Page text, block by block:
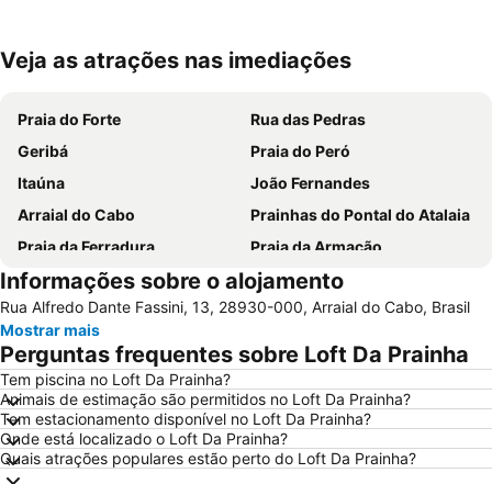
Ampliar mapa
Veja as atrações nas imediações
Praia do Forte
Rua das Pedras
Geribá
Praia do Peró
Itaúna
João Fernandes
Arraial do Cabo
Prainhas do Pontal do Atalaia
Praia da Ferradura
Praia da Armação
dos Ossos
Rio das Ostras
das Dunas
Praia Azeda e Azedinha
Praia do Farol
Praia das Conchas
Tartaruga
Orla Bardot
Foguete
Praia José Gonçalves
do Forno
Forte São Mateus
Ilha do Japonês
Porto da Barra
Informações sobre o alojamento
Rua Alfredo Dante Fassini, 13, 28930-000, Arraial do Cabo, Brasil
Mostrar mais
Perguntas frequentes sobre Loft Da Prainha
Tem piscina no Loft Da Prainha?
Animais de estimação são permitidos no Loft Da Prainha?
Tem estacionamento disponível no Loft Da Prainha?
Onde está localizado o Loft Da Prainha?
Quais atrações populares estão perto do Loft Da Prainha?